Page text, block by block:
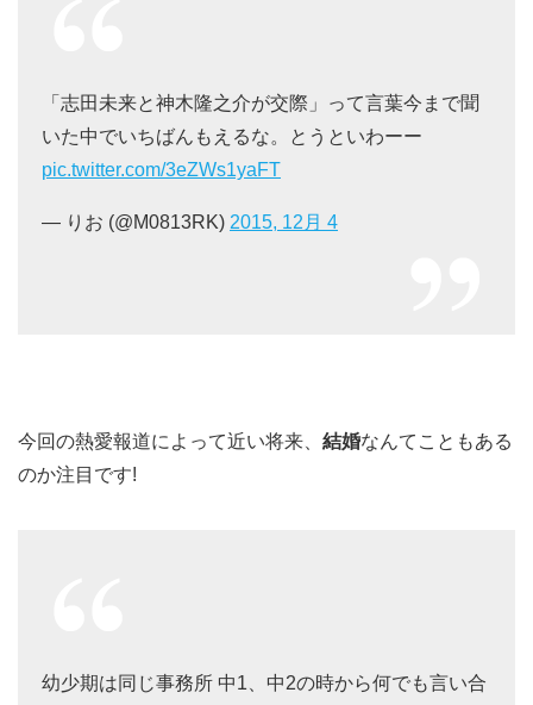
「志田未来と神木隆之介が交際」って言葉今まで聞
いた中でいちばんもえるな。とうといわーー
pic.twitter.com/3eZWs1yaFT
— ㅤりお (@M0813RK) 2015, 12月 4
今回の熱愛報道によって近い将来、 結婚なんてこともある
のか注目です!
幼少期は同じ事務所 中1、中2の時から何でも言い合